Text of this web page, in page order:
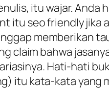
itu wajar. Anda
itu seo friendly jika
memberikan
claim bahwa
Hati-hati
itu kata-kata yang